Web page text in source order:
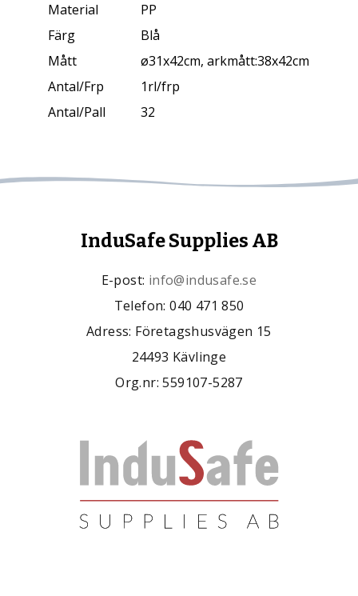
Material
PP
Färg
Blå
Mått
ø31x42cm, arkmått:38x42cm
Antal/Frp
1rl/frp
Antal/Pall
32
InduSafe Supplies AB
E-post: info@indusafe.se
Telefon: 040 471 850
Adress: Företagshusvägen 15
24493 Kävlinge
Org.nr: 559107-5287